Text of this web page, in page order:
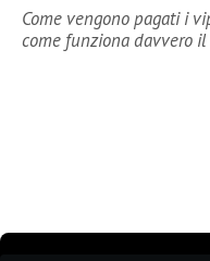
Come vengono pagati i
come funziona davvero